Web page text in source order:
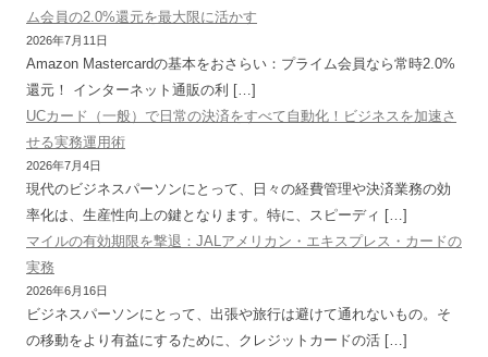
ム会員の2.0%還元を最大限に活かす
2026年7月11日
Amazon Mastercardの基本をおさらい：プライム会員なら常時2.0%
還元！ インターネット通販の利 […]
UCカード（一般）で日常の決済をすべて自動化！ビジネスを加速さ
せる実務運用術
2026年7月4日
現代のビジネスパーソンにとって、日々の経費管理や決済業務の効
率化は、生産性向上の鍵となります。特に、スピーディ […]
マイルの有効期限を撃退：JALアメリカン・エキスプレス・カードの
実務
2026年6月16日
ビジネスパーソンにとって、出張や旅行は避けて通れないもの。そ
の移動をより有益にするために、クレジットカードの活 […]